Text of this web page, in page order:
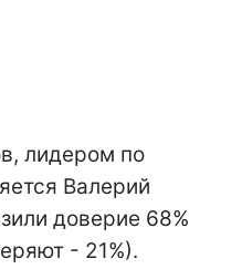
лидером по
Валерий
доверие 68%
- 21%).